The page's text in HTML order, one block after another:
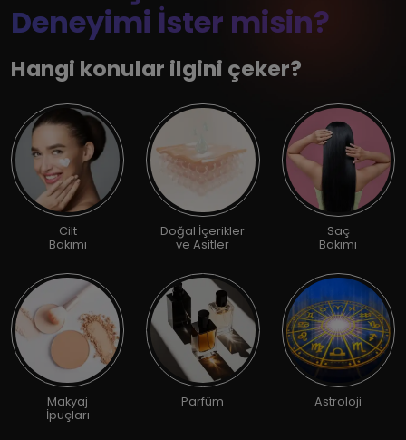
Deneyimi İster misin?
Hangi konular ilgini çeker?
Cilt
Bakımı
Doğal İçerikler
ve Asitler
Saç
Bakımı
Makyaj
İpuçları
Parfüm Astroloji